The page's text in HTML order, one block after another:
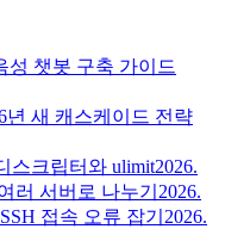
성 챗봇 구축 가이드
년 새 캐스케이드 전략
스크립터와 ulimit2026.
러 서버로 나누기 2026.
접속 오류 잡기 2026.